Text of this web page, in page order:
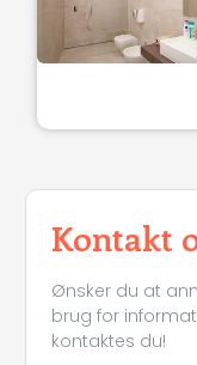
Kontakt
Ønsker du at
brug for
kontaktes du!